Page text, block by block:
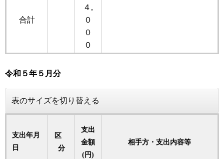
合計
４,
０
０
０
令和５年 ５月分
表のサイズを切り替える
支出年月
日
区
分
支出
金額
(円)
相手方・支出内容等